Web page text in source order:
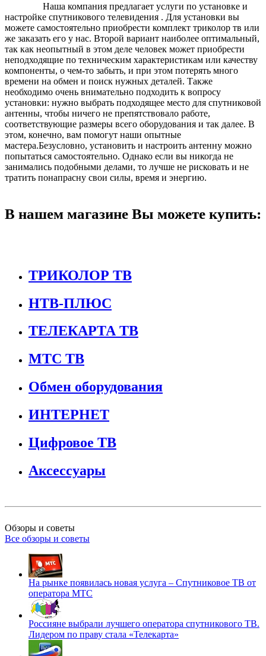
Наша компания предлагает услуги по установке и
настройке спутникового телевидения . Для установки вы
можете самостоятельно приобрести комплект триколор тв или
же заказать его у нас. Второй вариант наиболее оптимальный,
так как неопытный в этом деле человек может приобрести
неподходящие по техническим характеристикам или качеству
компоненты, о чем-то забыть, и при этом потерять много
времени на обмен и поиск нужных деталей. Также
необходимо очень внимательно подходить к вопросу
установки: нужно выбрать подходящее место для спутниковой
антенны, чтобы ничего не препятствовало работе,
соответствующие размеры всего оборудования и так далее. В
этом, конечно, вам помогут наши опытные
мастера.Безусловно, установить и настроить антенну можно
попытаться самостоятельно. Однако если вы никогда не
занимались подобными делами, то лучше не рисковать и не
тратить понапрасну свои силы, время и энергию.
В нашем магазине Вы можете купить:
ТРИКОЛОР ТВ
НТВ-ПЛЮС
ТЕЛЕКАРТА ТВ
МТС ТВ
Обмен оборудования
ИНТЕРНЕТ
Цифровое ТВ
Аксессуары
Обзоры и советы
Все обзоры и советы
На рынке появилась новая услуга – Спутниковое ТВ от
оператора МТС
Россияне выбрали лучшего оператора спутникового ТВ.
Лидером по праву стала «Телекарта»